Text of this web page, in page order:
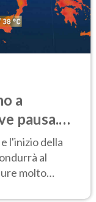
a
pausa.
l'inizio della
al
molto